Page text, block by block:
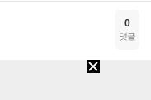
0
댓글
랏빛 요새 탈출 작